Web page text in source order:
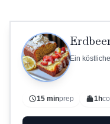
Ein
15 minprep 1h